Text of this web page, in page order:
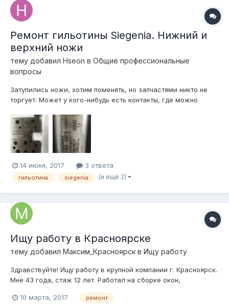
Ремонт гильотины Siegenia. Нижний и
верхний ножи
тему добавил Hseon в Общие профессиональные
вопросы
Затупились ножи, хотим поменять, но запчастями никто не
торгует. Может у кого-нибудь есть контакты, где можно
Краснодаре, но локация поставщика не принципиальна.
Спасибо!
14 июня, 2017 3 ответа
гильотина siegenia (и ещё 2)
Ищу работу в Красноярске
тему добавил Максим_Красноярск в Ищу работу
Здравствуйте! Ищу работу в крупной компании г. Красноярск.
Мне 43 года, стаж 12 лет. Работал на сборке окон,
курсы повышения квалификации в 2008г. (свидетельство о
10 марта, 2017 ремонт